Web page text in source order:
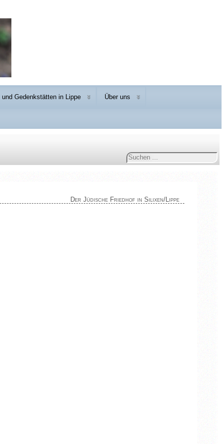
und Gedenkstätten in Lippe Über uns
Suchen
...
Der Jüdische Friedhof in Silixen/Lippe